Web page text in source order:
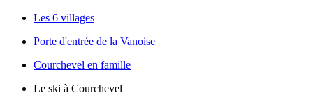
Les 6 villages
Porte d'entrée de la Vanoise
Courchevel en famille
Le ski à Courchevel